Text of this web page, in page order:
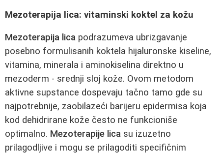
Mezoterapija lica: vitaminski koktel za kožu
Mezoterapija lica podrazumeva ubrizgavanje
posebno formulisanih koktela hijaluronske kiseline,
vitamina, minerala i aminokiselina direktno u
mezoderm - srednji sloj kože. Ovom metodom
aktivne supstance dospevaju tačno tamo gde su
najpotrebnije, zaobilazeći barijeru epidermisa koja
kod dehidrirane kože često ne funkcioniše
optimalno. Mezoterapije lica su izuzetno
prilagodljive i mogu se prilagoditi specifičnim